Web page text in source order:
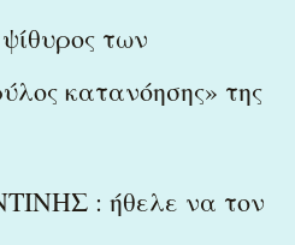
των
κατανόησης» της
: ήθελε να τον